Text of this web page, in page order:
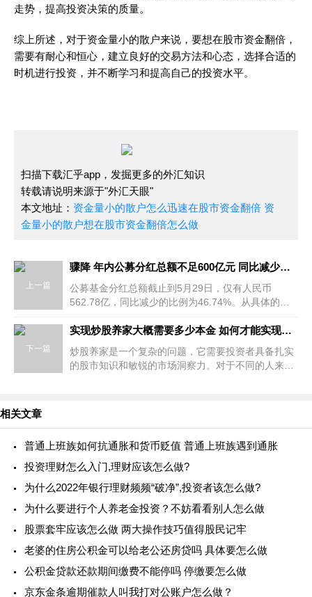
走势，提高投资决策的质量。
综上所述，对于资金量小的散户来说，要想在股市资金翻倍，
需要有耐心和恒心，建立良好的交易方法和心态，选择合适的
时机进行投资，并不断学习和提高自己的投资水平。
扫描下载汇乎app，发掘更多的外汇知识
转载请说明来源于"外汇天眼"
本文地址： 资金量小的散户怎么迅速在股市资金翻倍 资
金量小的散户想在股市资金翻倍怎么做
上一篇
骤降 年内公募分红总额不足600亿元 同比减少超四成 减少46.74%
公募基金分红总额截止到5月29日，仅有人民币
562.78亿，同比减少的比例为46.74%。从具体的数
当前只有4只，同比减少了，大约有7成。骤
下一篇
实现炒股养家大概需要多少本金 如何才能实现炒股养家
炒股养家是一个复杂的问题，它需要投资者具备扎实
的股市知识和敏锐的市场洞察力。对于不同的人来
相关文章
普通上班族如何抗通胀和货币贬值 普通上班族遇到通胀
投资理财怎么入门,理财应该怎么做?
为什么2022年银行理财频频“破净”,投资者该怎么做?
为什么要进行个人养老金投资？不妨看看别人怎么做
股票套牢应该怎么做 两大操作技巧值得股民记牢
老婆的住房公积金可以给老公还房贷吗 具体要怎么做
公积金贷款还款期间缴费不能停吗 停缴要怎么做
京东金条逾期催款人叫我打对公账户怎么做？